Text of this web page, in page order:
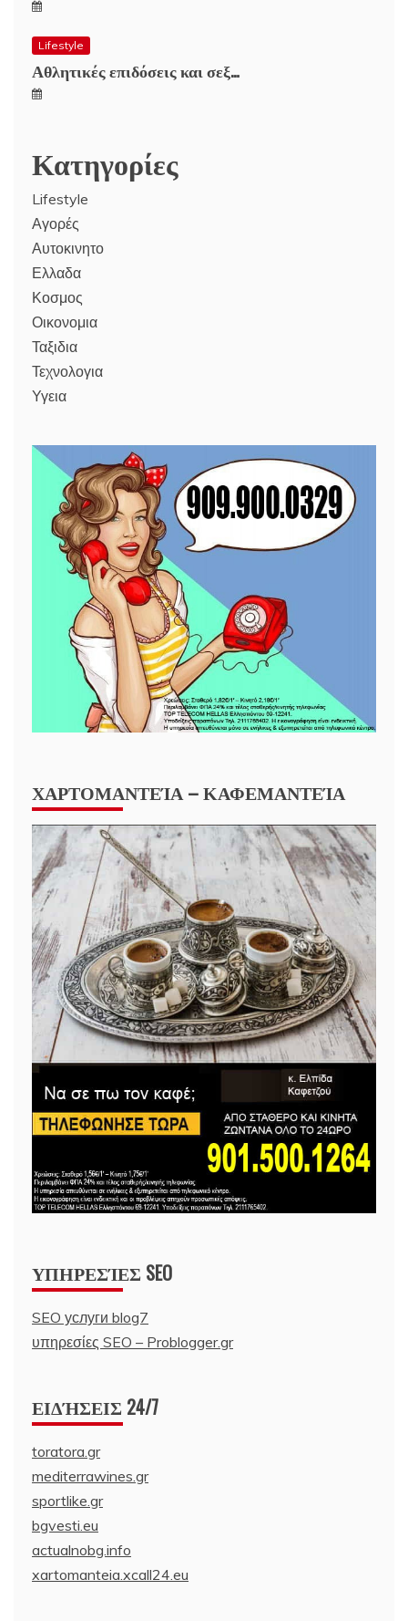
Lifestyle
Αθλητικές επιδόσεις και σεξ…
Κατηγορίες
Lifestyle
Αγορές
Αυτοκινητο
Ελλαδα
Κοσμος
Οικονομια
Ταξιδια
Τεχνολογια
Υγεια
ΧΑΡΤΟΜΑΝΤΕΊΑ – ΚΑΦΕΜΑΝΤΕΊΑ
ΥΠΗΡΕΣΊΕΣ SEO
SEO услуги blog7
υπηρεσίες SEO – Problogger.gr
ΕΙΔΉΣΕΙΣ 24/7
toratora.gr
mediterrawines.gr
sportlike.gr
bgvesti.eu
actualnobg.info
xartomanteia.xcall24.eu